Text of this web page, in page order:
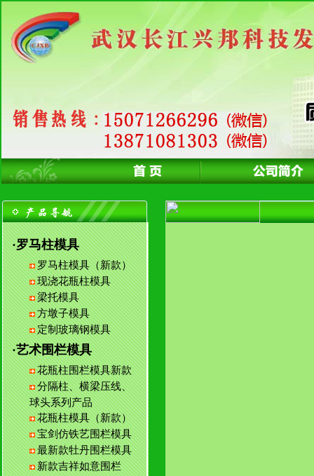
·罗马柱模具
罗马柱模具（新款）
现浇花瓶柱模具
梁托模具
方墩子模具
定制玻璃钢模具
·艺术围栏模具
花瓶柱围栏模具新款
分隔柱、横梁压线、
球头系列产品
花瓶柱模具（新款）
宝剑仿铁艺围栏模具
最新款牡丹围栏模具
新款吉祥如意围栏